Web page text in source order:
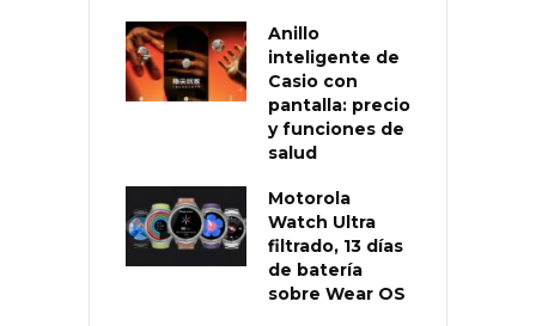
Anillo
inteligente de
Casio con
pantalla: precio
y funciones de
salud
Motorola
Watch Ultra
filtrado, 13 días
de batería
sobre Wear OS